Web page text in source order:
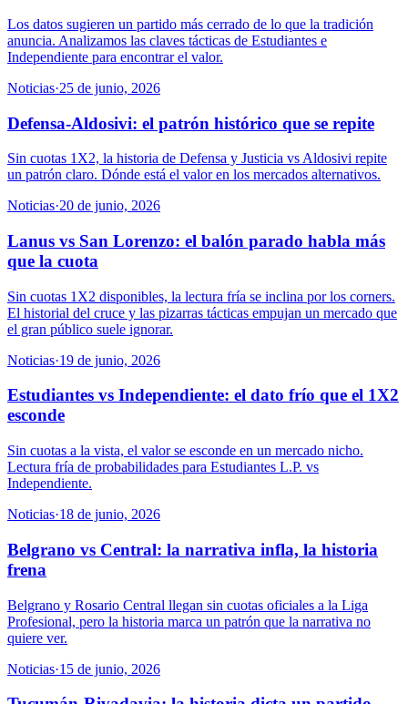
Los datos sugieren un partido más cerrado de lo que la tradición
anuncia. Analizamos las claves tácticas de Estudiantes e
Independiente para encontrar el valor.
Noticias·25 de junio, 2026
Defensa-Aldosivi: el patrón histórico que se repite
Sin cuotas 1X2, la historia de Defensa y Justicia vs Aldosivi repite
un patrón claro. Dónde está el valor en los mercados alternativos.
Noticias·20 de junio, 2026
Lanus vs San Lorenzo: el balón parado habla más
que la cuota
Sin cuotas 1X2 disponibles, la lectura fría se inclina por los corners.
El historial del cruce y las pizarras tácticas empujan un mercado que
el gran público suele ignorar.
Noticias·19 de junio, 2026
Estudiantes vs Independiente: el dato frío que el 1X2
esconde
Sin cuotas a la vista, el valor se esconde en un mercado nicho.
Lectura fría de probabilidades para Estudiantes L.P. vs
Independiente.
Noticias·18 de junio, 2026
Belgrano vs Central: la narrativa infla, la historia
frena
Belgrano y Rosario Central llegan sin cuotas oficiales a la Liga
Profesional, pero la historia marca un patrón que la narrativa no
quiere ver.
Noticias·15 de junio, 2026